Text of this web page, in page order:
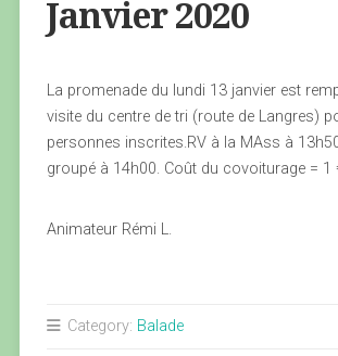
Janvier 2020
La promenade du lundi 13 janvier est
visite du centre de tri (route de Langres)
personnes inscrites.RV à la MAss à
groupé à 14h00. Coût du covoiturage = 1
Animateur Rémi L.
Category: Balade